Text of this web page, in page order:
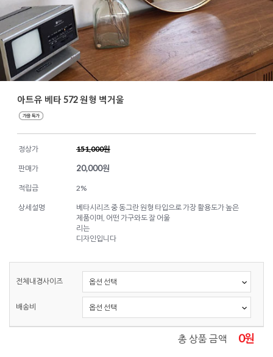
아트유 베타 572 원형 벽거울
정상가 151,000원
판매가 20,000원
적립금 2%
상세설명
베타시리즈 중 동그란 원형 타입으로 가장 활용도가 높은
제품이며, 어떤 가구와도 잘 어울
리는
디자인입니다
전체내경사이즈
배송비
총 상품 금액 0원